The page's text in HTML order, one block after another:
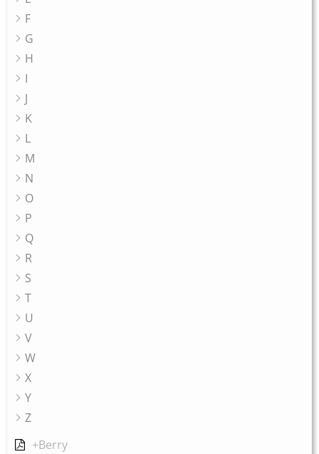
F
G
H
I
J
K
L
M
N
O
P
Q
R
S
T
U
V
W
X
Y
Z
+Berry